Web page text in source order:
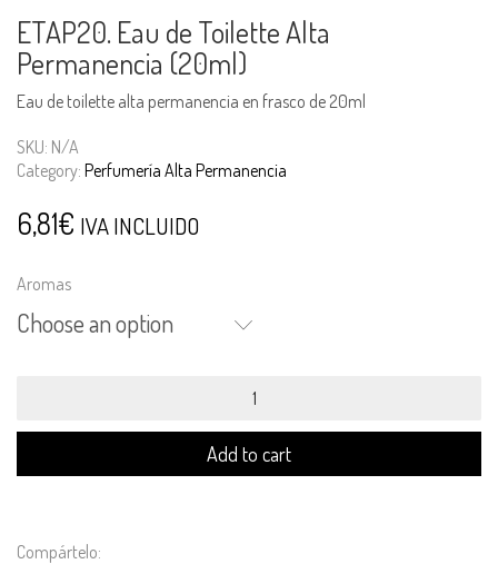
ETAP20. Eau de Toilette Alta
Permanencia (20ml)
Eau de toilette alta permanencia en frasco de 20ml
SKU: N/A
Category: Perfumería Alta Permanencia
6,81€ IVA INCLUIDO
Aromas
Choose an option
de
Add to cart
Compártelo: